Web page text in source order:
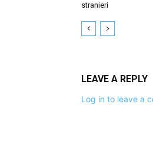
stranieri
LEAVE A REPLY
Log in to leave a